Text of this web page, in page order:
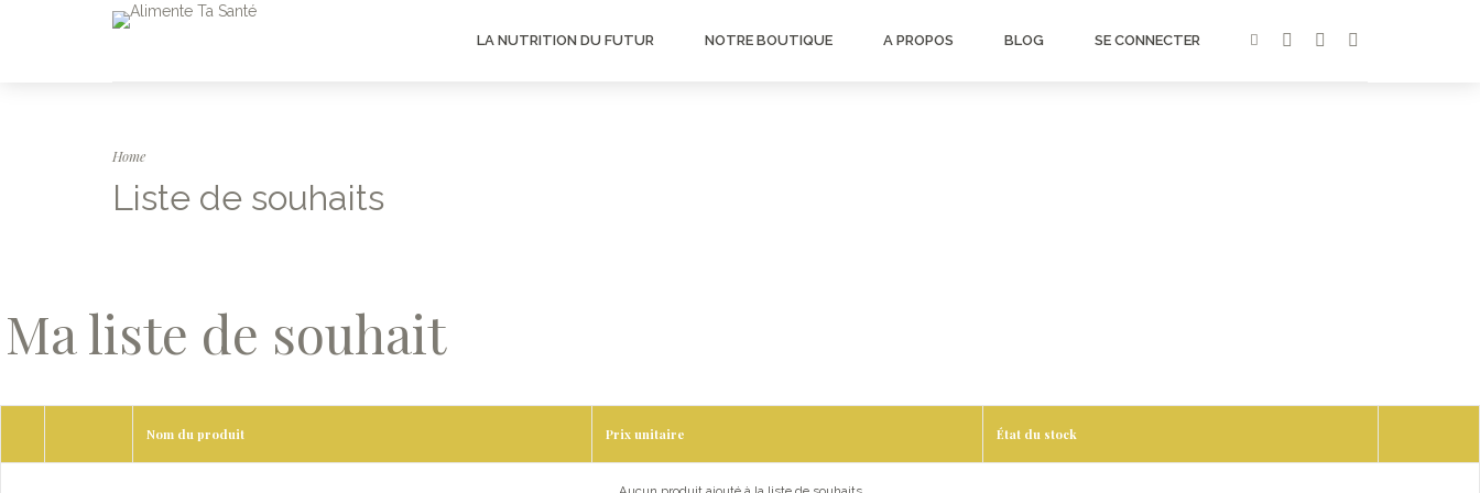
LA NUTRITION DU FUTUR NOTRE BOUTIQUE A PROPOS BLOG SE CONNECTER
Home
Liste de souhaits
Ma liste de souhait
Nom du produit Prix unitaire État du stock